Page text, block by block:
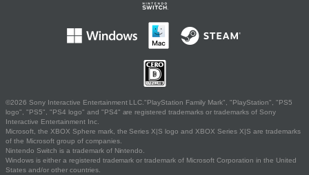
©2026 Sony Interactive Entertainment LLC."PlayStation Family Mark", "PlayStation", "PS5
logo", "PS5", "PS4 logo" and "PS4" are registered trademarks or trademarks of Sony
Interactive Entertainment Inc.
Microsoft, the XBOX Sphere mark, the Series X|S logo and XBOX Series X|S are trademarks
of the Microsoft group of companies.
Nintendo Switch is a trademark of Nintendo.
Windows is either a registered trademark or trademark of Microsoft Corporation in the United
States and/or other countries.